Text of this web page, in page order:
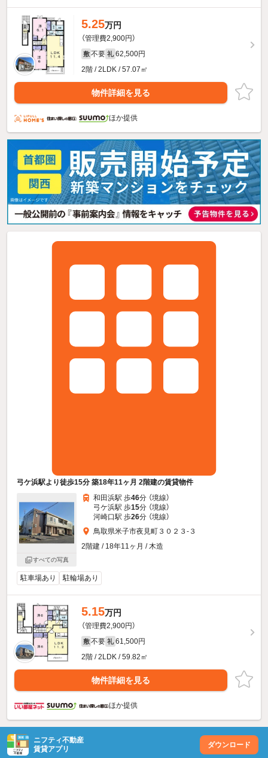
5.25万円
（管理費2,900円）
敷 不要 礼 62,500円
2階 / 2LDK / 57.07㎡
物件詳細を見る
ほか提供
弓ケ浜駅より徒歩15分 築18年11ヶ月 2階建の賃貸物件
すべての写真
和田浜駅 歩46分 （境線）
弓ケ浜駅 歩15分 （境線）
河崎口駅 歩26分 （境線）
鳥取県米子市夜見町３０２３-３
2階建 / 18年11ヶ月 / 木造
駐車場あり 駐輪場あり
5.15万円
（管理費2,900円）
敷 不要 礼 61,500円
2階 / 2LDK / 59.82㎡
物件詳細を見る
ほか提供
ニフティ不動産
賃貸アプリ
ダウンロード